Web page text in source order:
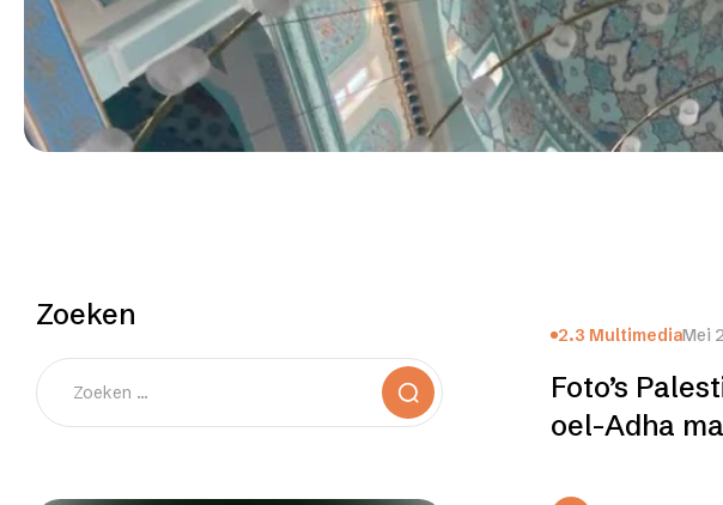
2.3 MultimediaMei
Foto’s
oel-Adha
Zoeken